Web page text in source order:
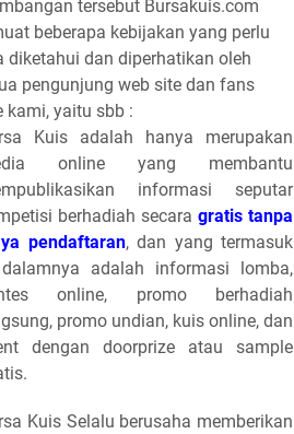
tersebut Bursakuis.com
beberapa kebijakan yang perlu
diketahui dan diperhatikan oleh
pengunjung web site dan fans
kami, yaitu sbb :
Kuis adalah hanya merupakan
online yang membantu
informasi seputar
berhadiah secara gratis tanpa
pendaftaran, dan yang termasuk
adalah informasi lomba,
online, promo berhadiah
promo undian, kuis online, dan
dengan doorprize atau sample
Kuis Selalu berusaha memberikan